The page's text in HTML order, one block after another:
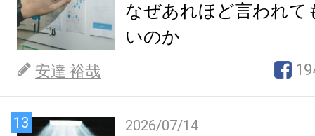
なぜあれほど言われて
いのか
安達 裕哉
13 2026/07/14